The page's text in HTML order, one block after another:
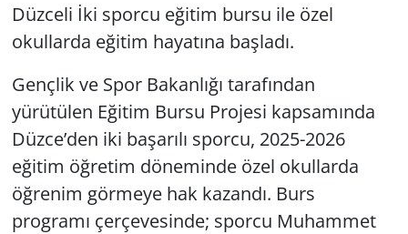
Düzceli İki sporcu eğitim bursu ile özel
okullarda eğitim hayatına başladı.
Gençlik ve Spor Bakanlığı tarafından
yürütülen Eğitim Bursu Projesi kapsamında
Düzce’den iki başarılı sporcu, 2025-2026
eğitim öğretim döneminde özel okullarda
öğrenim görmeye hak kazandı. Burs
programı çerçevesinde; sporcu Muhammet